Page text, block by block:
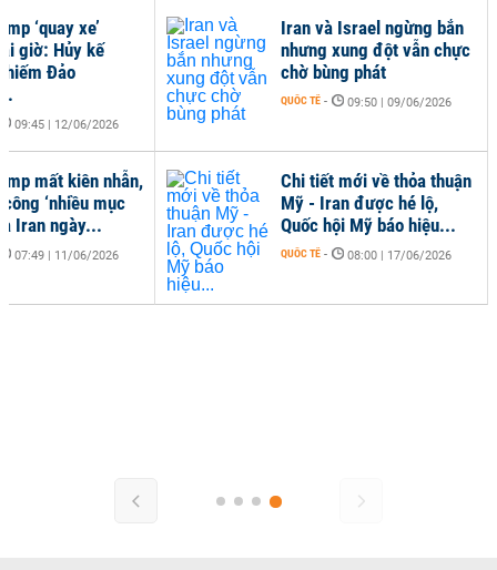
Chi tiết mới về thỏa thuận
Mỹ - Iran được hé lộ,
Quốc hội Mỹ báo hiệu...
QUỐC TẾ - 08:00 | 17/06/2026
‘quay xe’
giờ: Hủy kế
Đảo
09:45 | 12/06/2026
mất kiên nhẫn,
‘nhiều mục
Iran ngày...
07:49 | 11/06/2026
Iran và Israel ngừng bắn
nhưng xung đột vẫn chực
chờ bùng phát
QUỐC TẾ - 09:50 | 09/06/2026